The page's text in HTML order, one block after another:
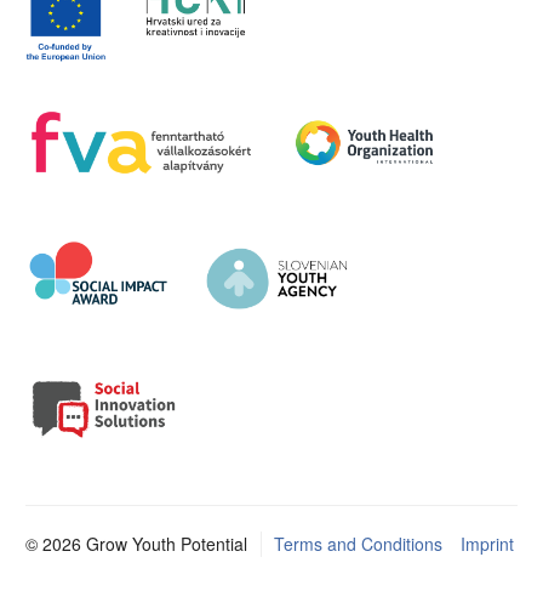
© 2026 Grow Youth Potential Terms and Conditions Imprint